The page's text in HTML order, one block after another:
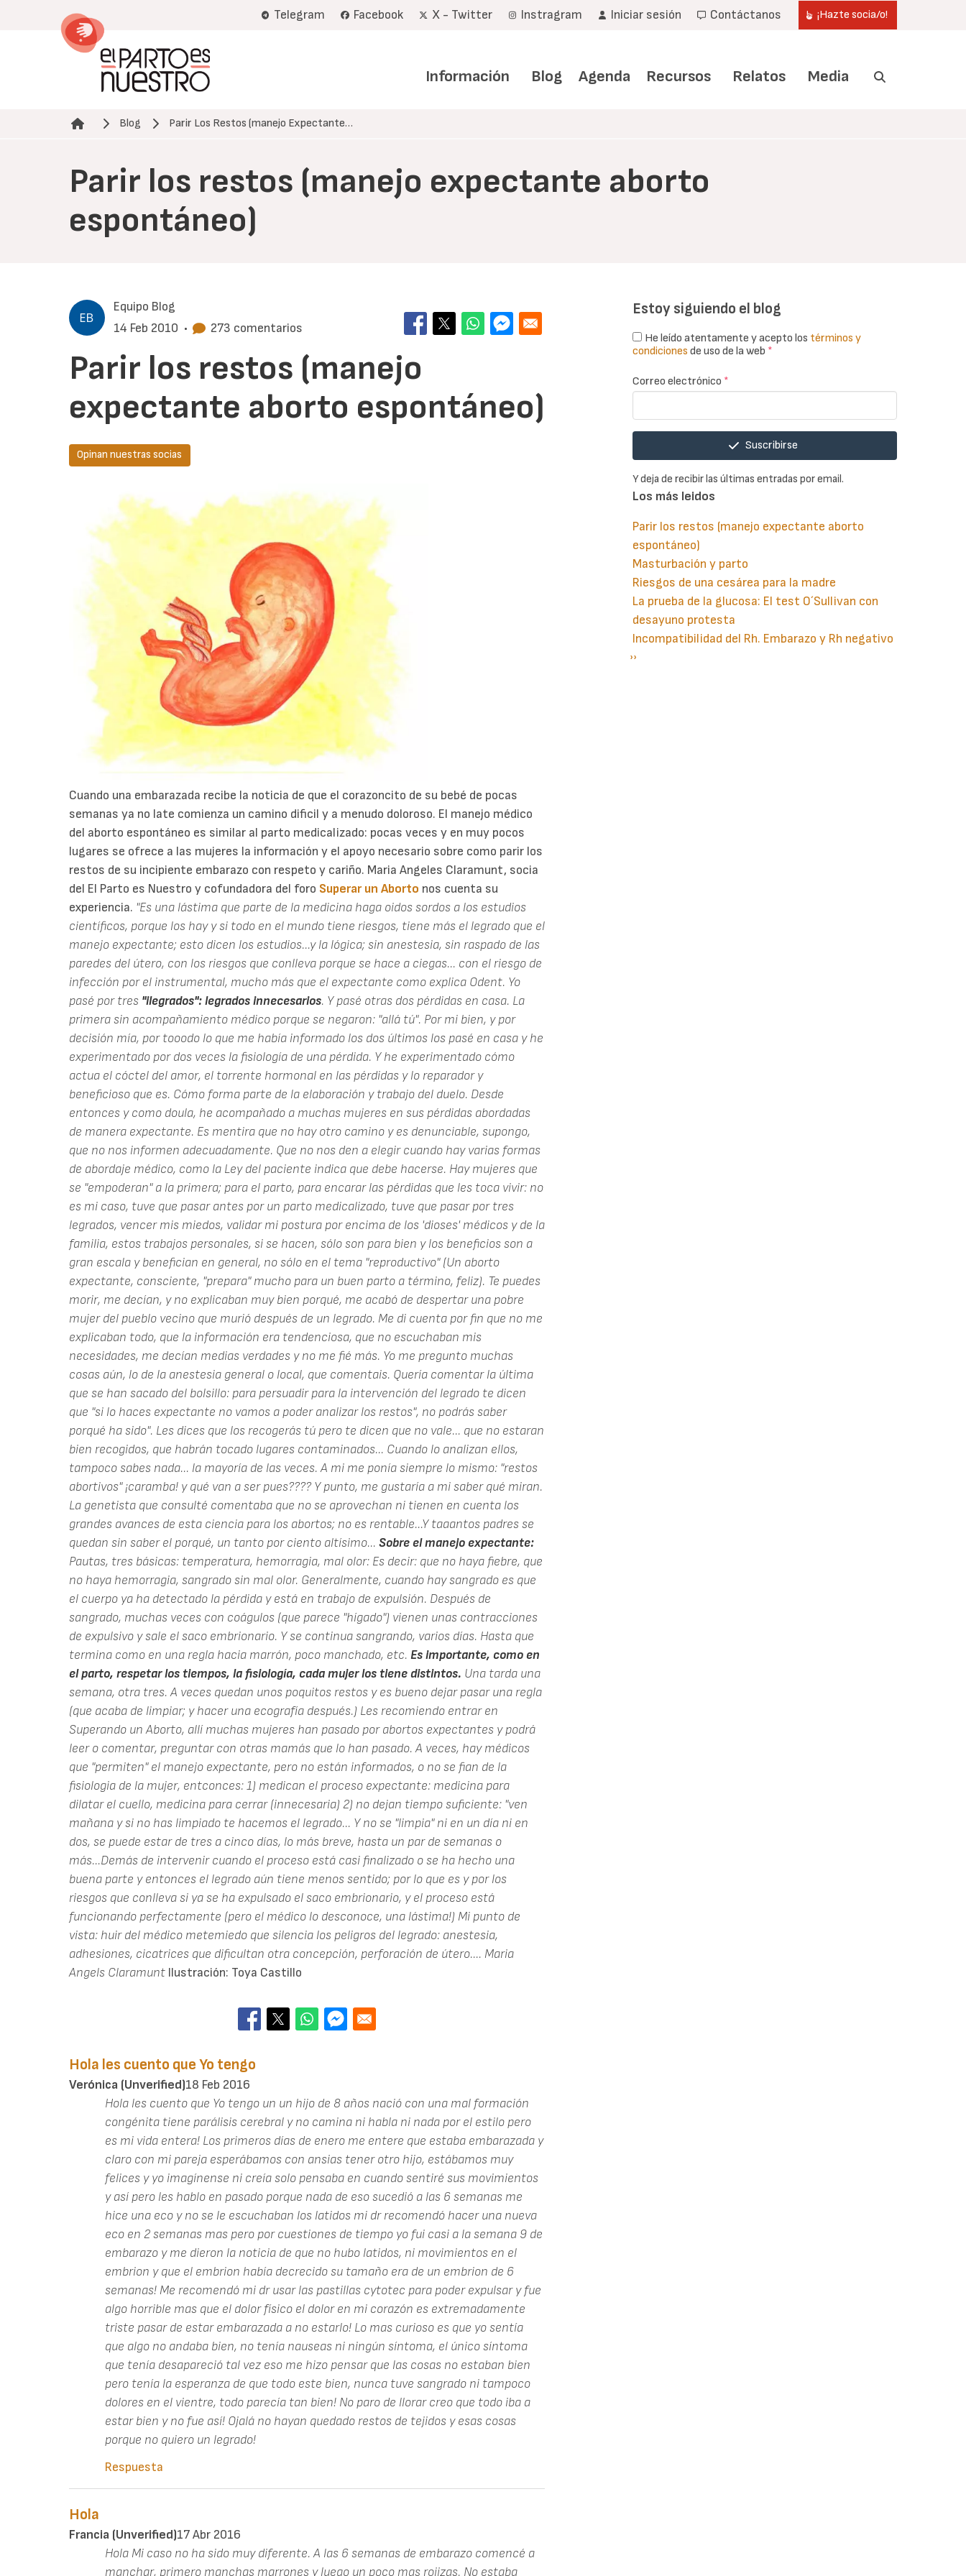
Telegram Facebook X - Twitter Instragram Iniciar sesión Contáctanos ¡Hazte socia/o!
Información Blog Agenda Recursos Relatos Media
Ruta de navegación
Blog Parir Los Restos (manejo Expectante…
Parir los restos (manejo expectante aborto
espontáneo)
Equipo Blog
14 Feb 2010 • 273 comentarios
Parir los restos (manejo
expectante aborto espontáneo)
Opinan nuestras socias
Cuando una embarazada recibe la noticia de que el corazoncito de su bebé de pocas
semanas ya no late comienza un camino dificil y a menudo doloroso. El manejo médico
del aborto espontáneo es similar al parto medicalizado: pocas veces y en muy pocos
lugares se ofrece a las mujeres la información y el apoyo necesario sobre como parir los
restos de su incipiente embarazo con respeto y cariño. Maria Angeles Claramunt, socia
del El Parto es Nuestro y cofundadora del foro Superar un Aborto nos cuenta su
experiencia. "Es una lástima que parte de la medicina haga oidos sordos a los estudios
científicos, porque los hay y si todo en el mundo tiene riesgos, tiene más el legrado que el
manejo expectante; esto dicen los estudios...y la lógica; sin anestesia, sin raspado de las
paredes del útero, con los riesgos que conlleva porque se hace a ciegas... con el riesgo de
infección por el instrumental, mucho más que el expectante como explica Odent. Yo
pasé por tres "ilegrados": legrados innecesarios. Y pasé otras dos pérdidas en casa. La
primera sin acompañamiento médico porque se negaron: "allá tú". Por mi bien, y por
decisión mía, por tooodo lo que me había informado los dos últimos los pasé en casa y he
experimentado por dos veces la fisiología de una pérdida. Y he experimentado cómo
actua el cóctel del amor, el torrente hormonal en las pérdidas y lo reparador y
beneficioso que es. Cómo forma parte de la elaboración y trabajo del duelo. Desde
entonces y como doula, he acompañado a muchas mujeres en sus pérdidas abordadas
de manera expectante. Es mentira que no hay otro camino y es denunciable, supongo,
que no nos informen adecuadamente. Que no nos den a elegir cuando hay varias formas
de abordaje médico, como la Ley del paciente indica que debe hacerse. Hay mujeres que
se "empoderan" a la primera; para el parto, para encarar las pérdidas que les toca vivir: no
es mi caso, tuve que pasar antes por un parto medicalizado, tuve que pasar por tres
legrados, vencer mis miedos, validar mi postura por encima de los 'dioses' médicos y de la
familia, estos trabajos personales, si se hacen, sólo son para bien y los beneficios son a
gran escala y benefician en general, no sólo en el tema "reproductivo" (Un aborto
expectante, consciente, "prepara" mucho para un buen parto a término, feliz). Te puedes
morir, me decían, y no explicaban muy bien porqué, me acabó de despertar una pobre
mujer del pueblo vecino que murió después de un legrado. Me di cuenta por fin que no me
explicaban todo, que la información era tendenciosa, que no escuchaban mis
necesidades, me decían medias verdades y no me fié más. Yo me pregunto muchas
cosas aún, lo de la anestesia general o local, que comentais. Quería comentar la última
que se han sacado del bolsillo: para persuadir para la intervención del legrado te dicen
que "si lo haces expectante no vamos a poder analizar los restos", no podrás saber
porqué ha sido". Les dices que los recogerás tú pero te dicen que no vale... que no estaran
bien recogidos, que habrán tocado lugares contaminados... Cuando lo analizan ellos,
tampoco sabes nada... la mayoría de las veces. A mi me ponía siempre lo mismo: "restos
abortivos" ¡caramba! y qué van a ser pues???? Y punto, me gustaría a mi saber qué miran.
La genetista que consulté comentaba que no se aprovechan ni tienen en cuenta los
grandes avances de esta ciencia para los abortos; no es rentable...Y taaantos padres se
quedan sin saber el porqué, un tanto por ciento altísimo... Sobre el manejo expectante:
Pautas, tres básicas: temperatura, hemorragia, mal olor: Es decir: que no haya fiebre, que
no haya hemorragia, sangrado sin mal olor. Generalmente, cuando hay sangrado es que
el cuerpo ya ha detectado la pérdida y está en trabajo de expulsión. Después de
sangrado, muchas veces con coágulos (que parece "hígado") vienen unas contracciones
de expulsivo y sale el saco embrionario. Y se continua sangrando, varios días. Hasta que
termina como en una regla hacia marrón, poco manchado, etc. Es importante, como en
el parto, respetar los tiempos, la fisiología, cada mujer los tiene distintos. Una tarda una
semana, otra tres. A veces quedan unos poquitos restos y es bueno dejar pasar una regla
(que acaba de limpiar; y hacer una ecografía después.) Les recomiendo entrar en
Superando un Aborto, allí muchas mujeres han pasado por abortos expectantes y podrá
leer o comentar, preguntar con otras mamás que lo han pasado. A veces, hay médicos
que "permiten" el manejo expectante, pero no están informados, o no se fian de la
fisiologia de la mujer, entconces: 1) medican el proceso expectante: medicina para
dilatar el cuello, medicina para cerrar (innecesaria) 2) no dejan tiempo suficiente: "ven
mañana y si no has limpiado te hacemos el legrado... Y no se "limpia" ni en un día ni en
dos, se puede estar de tres a cinco días, lo más breve, hasta un par de semanas o
más...Demás de intervenir cuando el proceso está casi finalizado o se ha hecho una
buena parte y entonces el legrado aún tiene menos sentido; por lo que es y por los
riesgos que conlleva si ya se ha expulsado el saco embrionario, y el proceso está
funcionando perfectamente (pero el médico lo desconoce, una lástima!) Mi punto de
vista: huir del médico metemiedo que silencia los peligros del legrado: anestesia,
adhesiones, cicatrices que dificultan otra concepción, perforación de útero.... Maria
Angels Claramunt Ilustración: Toya Castillo
Hola les cuento que Yo tengo
Verónica (unverified)18 Feb 2016
Hola les cuento que Yo tengo un un hijo de 8 años nació con una mal formación
congénita tiene parálisis cerebral y no camina ni habla ni nada por el estilo pero
es mi vida entera! Los primeros días de enero me entere que estaba embarazada y
claro con mi pareja esperábamos con ansias tener otro hijo, estábamos muy
felices y yo imagínense ni creía solo pensaba en cuando sentiré sus movimientos
y así pero les hablo en pasado porque nada de eso sucedió a las 6 semanas me
hice una eco y no se le escuchaban los latidos mi dr recomendó hacer una nueva
eco en 2 semanas mas pero por cuestiones de tiempo yo fui casi a la semana 9 de
embarazo y me dieron la noticia de que no hubo latidos, ni movimientos en el
embrion y que el embrion había decrecido su tamaño era de un embrion de 6
semanas! Me recomendó mi dr usar las pastillas cytotec para poder expulsar y fue
algo horrible mas que el dolor físico el dolor en mi corazón es extremadamente
triste pasar de estar embarazada a no estarlo! Lo mas curioso es que yo sentía
que algo no andaba bien, no tenía nauseas ni ningún síntoma, el único síntoma
que tenía desapareció tal vez eso me hizo pensar que las cosas no estaban bien
pero tenía la esperanza de que todo este bien, nunca tuve sangrado ni tampoco
dolores en el vientre, todo parecía tan bien! No paro de llorar creo que todo iba a
estar bien y no fue así! Ojalá no hayan quedado restos de tejidos y esas cosas
porque no quiero un legrado!
Respuesta
Hola
Francia (unverified)17 Abr 2016
Hola Mi caso no ha sido muy diferente. A las 6 semanas de embarazo comencé a
manchar, primero manchas marrones y luego un poco mas rojizas. No estaba
Estoy siguiendo el blog
He leído atentamente y acepto los términos y
condiciones de uso de la web *
Correo electrónico *
Suscribirse
Y deja de recibir las últimas entradas por email.
Los más leidos
Parir los restos (manejo expectante aborto
espontáneo)
Masturbación y parto
Riesgos de una cesárea para la madre
La prueba de la glucosa: El test O´Sullivan con
desayuno protesta
Incompatibilidad del Rh. Embarazo y Rh negativo
Paginación
Siguiente
››